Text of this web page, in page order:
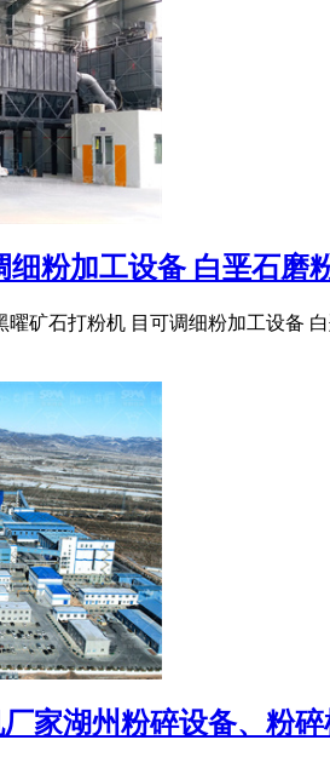
粉加工设备 白垩石磨
矿石打粉机 目可调细粉加工设备
家湖州粉碎设备、粉